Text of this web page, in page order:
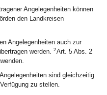
Angelegenheiten können
den Landkreisen
Angelegenheiten auch zur
werden. 2Art. 5 Abs. 2
sind gleichzeitig
zu stellen.